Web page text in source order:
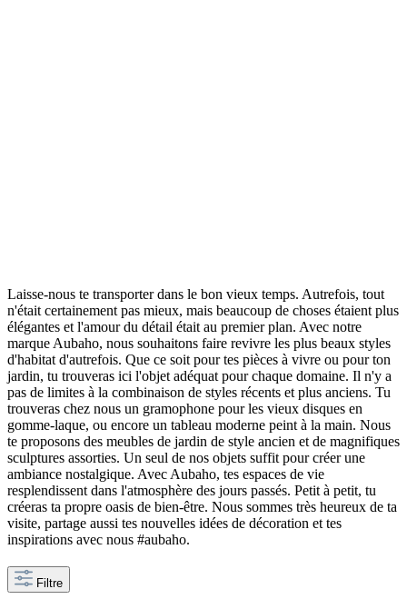
Laisse-nous te transporter dans le bon vieux temps. Autrefois, tout
n'était certainement pas mieux, mais beaucoup de choses étaient plus
élégantes et l'amour du détail était au premier plan. Avec notre
marque Aubaho, nous souhaitons faire revivre les plus beaux styles
d'habitat d'autrefois. Que ce soit pour tes pièces à vivre ou pour ton
jardin, tu trouveras ici l'objet adéquat pour chaque domaine. Il n'y a
pas de limites à la combinaison de styles récents et plus anciens. Tu
trouveras chez nous un gramophone pour les vieux disques en
gomme-laque, ou encore un tableau moderne peint à la main. Nous
te proposons des meubles de jardin de style ancien et de magnifiques
sculptures assorties. Un seul de nos objets suffit pour créer une
ambiance nostalgique. Avec Aubaho, tes espaces de vie
resplendissent dans l'atmosphère des jours passés. Petit à petit, tu
créeras ta propre oasis de bien-être. Nous sommes très heureux de ta
visite, partage aussi tes nouvelles idées de décoration et tes
inspirations avec nous #aubaho.
Filtre